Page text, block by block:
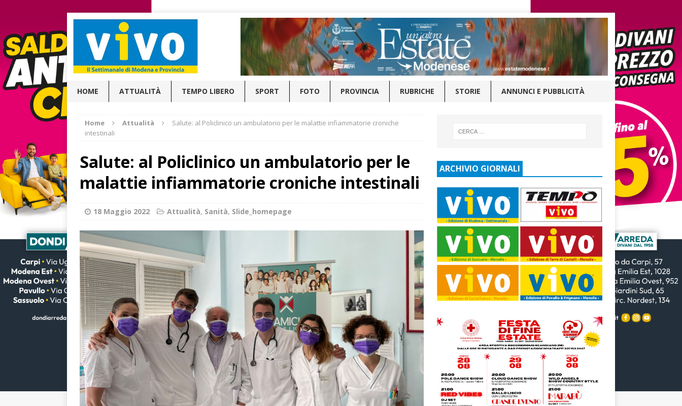
HOME ATTUALITÀ TEMPO LIBERO SPORT FOTO PROVINCIA RUBRICHE STORIE ANNUNCI E PUBBLICITÀ
Home Attualità
Salute: al Policlinico un ambulatorio per le malattie infiammatorie croniche
intestinali
Salute: al Policlinico un ambulatorio per le
malattie infiammatorie croniche intestinali
18 Maggio 2022 Attualità, Sanità, Slide_homepage
ARCHIVIO GIORNALI